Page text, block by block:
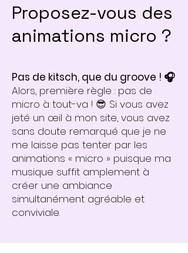
Proposez-vous des
animations micro ?
Pas de kitsch, que du groove ! 🎧​
Alors, première règle : pas de
micro à tout-va ! 😎 Si vous avez
jeté un œil à mon site, vous avez
sans doute remarqué que je ne
me laisse pas tenter par les
animations « micro » puisque ma
musique suffit amplement à
créer une ambiance
simultanément agréable et
conviviale.